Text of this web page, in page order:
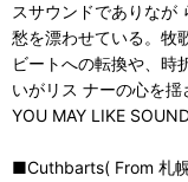
スサウンドでありなが
愁を漂わせている。牧
ビートへの転換や、時
いがリス ナーの心を揺
YOU MAY LIKE
■Cuthbarts( From 札